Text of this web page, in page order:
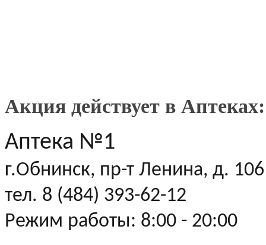
Акция действует в
Аптека №1
г.Обнинск, пр-т Ленина, д. 106
тел. 8 (484) 393-62-12
Режим работы: 8:00 - 20:00